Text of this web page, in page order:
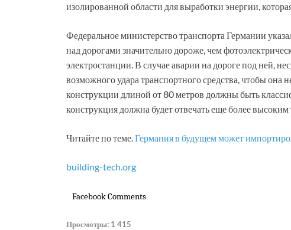
изолированной области для выработки энергии,
Федеральное министерство транспорта Германии
над дорогами значительно дороже, чем
электростанции. В случае аварии на дороге под ней,
возможного удара транспортного средства, чтобы она
конструкции длиной от 80 метров должны быть
конструкция должна будет отвечать еще более
Читайте по теме.Германия в будущем может
building-tech.org
Facebook Comments
Просмотры: 1 415